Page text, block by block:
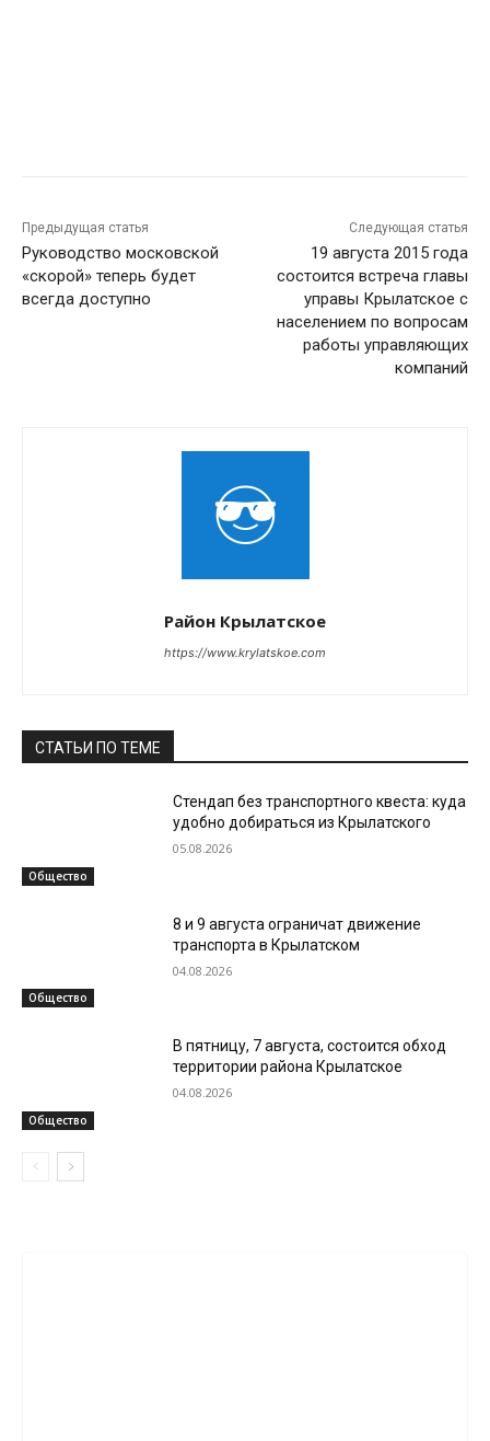
Предыдущая статья
Руководство московской
«скорой» теперь будет
всегда доступно
Следующая статья
19 августа 2015 года
состоится встреча главы
управы Крылатское с
населением по вопросам
работы управляющих
компаний
Район Крылатское
https://www.krylatskoe.com
СТАТЬИ ПО ТЕМЕ
Общество
Стендап без транспортного квеста: куда
удобно добираться из Крылатского
05.08.2026
Общество
8 и 9 августа ограничат движение
транспорта в Крылатском
04.08.2026
Общество
В пятницу, 7 августа, состоится обход
территории района Крылатское
04.08.2026